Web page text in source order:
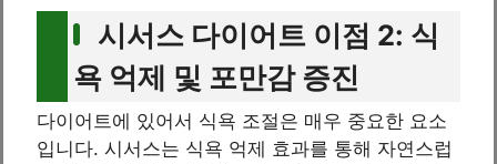
시서스 다이어트 이점 2: 식
욕 억제 및 포만감 증진
다이어트에 있어서 식욕 조절은 매우 중요한 요소
입니다. 시서스는 식욕 억제 효과를 통해 자연스럽